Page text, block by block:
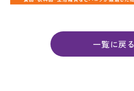
一覧に戻る